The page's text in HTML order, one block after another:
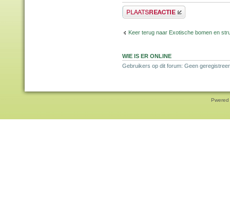
Plaats een reactie
Keer terug naar Exotische bomen en
WIE IS ER ONLINE
Gebruikers op dit forum: Geen